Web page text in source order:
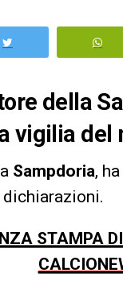
della
vigilia del
Sampdoria,
dichiarazioni.
STAMPA